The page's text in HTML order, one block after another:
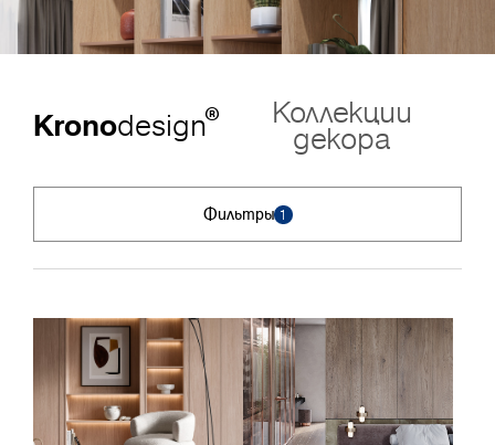
Kronodesign® Коллекции
декора
Фильтры 1